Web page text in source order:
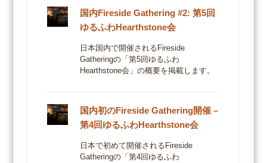
国内Fireside Gathering #2: 第5回
ゆるふわHearthstone会
日本国内で開催されるFireside
Gatheringの「第5回ゆるふわ
Hearthstone会」の概要を掲載します。
国内初のFireside Gathering開催 –
第4回ゆるふわHearthstone会
日本で初めて開催されるFireside
Gatheringの「第4回ゆるふわ